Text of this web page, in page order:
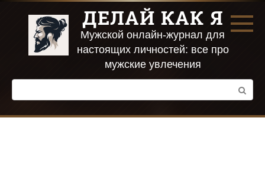
Перейти
контенту
ДЕЛАЙ КАК Я
Мужской онлайн-журнал для
настоящих личностей: все про
мужские увлечения
Поиск: